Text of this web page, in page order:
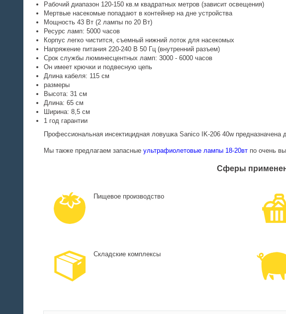
Рабочий диапазон 120-150 кв.м квадратных метров (зависит освещения)
Мертвые насекомые попадают в контейнер на дне устройства
Мощность 43 Вт (2 лампы по 20 Вт)
Ресурс ламп: 5000 часов
Корпус легко чистится, съемный нижний лоток для насекомых
Напряжение питания 220-240 В 50 Гц (внутренний разъем)
Срок службы люминесцентных ламп: 3000 - 6000 часов
Он имеет крючки и подвесную цепь
Длина кабеля: 115 см
размеры
Высота: 31 см
Длина: 65 см
Ширина: 8,5 см
1 год гарантии
Профессиональная инсектицидная ловушка Sanico IK-206 40w
Мы также предлагаем запасные ультрафиолетовые лампы 18-20вт по очень
Сферы
Пищевое производство
Складские комплексы